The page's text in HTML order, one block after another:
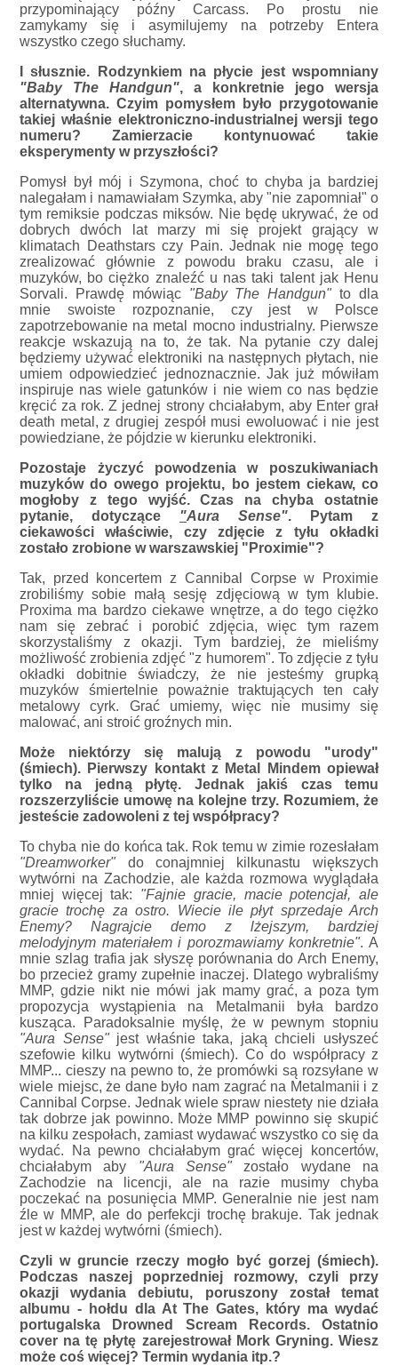
przypominający późny Carcass. Po prostu nie
zamykamy się i asymilujemy na potrzeby Entera
wszystko czego słuchamy.
I słusznie. Rodzynkiem na płycie jest wspomniany
"Baby The Handgun", a konkretnie jego wersja
alternatywna. Czyim pomysłem było przygotowanie
takiej właśnie elektroniczno-industrialnej wersji tego
numeru? Zamierzacie kontynuować takie
eksperymenty w przyszłości?
Pomysł był mój i Szymona, choć to chyba ja bardziej
nalegałam i namawiałam Szymka, aby "nie zapomniał" o
tym remiksie podczas miksów. Nie będę ukrywać, że od
dobrych dwóch lat marzy mi się projekt grający w
klimatach Deathstars czy Pain. Jednak nie mogę tego
zrealizować głównie z powodu braku czasu, ale i
muzyków, bo ciężko znaleźć u nas taki talent jak Henu
Sorvali. Prawdę mówiąc "Baby The Handgun"to dla
mnie swoiste rozpoznanie, czy jest w Polsce
zapotrzebowanie na metal mocno industrialny. Pierwsze
reakcje wskazują na to, że tak. Na pytanie czy dalej
będziemy używać elektroniki na następnych płytach, nie
umiem odpowiedzieć jednoznacznie. Jak już mówiłam
inspiruje nas wiele gatunków i nie wiem co nas będzie
kręcić za rok. Z jednej strony chciałabym, aby Enter grał
death metal, z drugiej zespół musi ewoluować i nie jest
powiedziane, że pójdzie w kierunku elektroniki.
Pozostaje życzyć powodzenia w poszukiwaniach
muzyków do owego projektu, bo jestem ciekaw, co
mogłoby z tego wyjść. Czas na chyba ostatnie
pytanie, dotyczące "Aura Sense". Pytam z
ciekawości właściwie, czy zdjęcie z tyłu okładki
zostało zrobione w warszawskiej "Proximie"?
Tak, przed koncertem z Cannibal Corpse w Proximie
zrobiliśmy sobie małą sesję zdjęciową w tym klubie.
Proxima ma bardzo ciekawe wnętrze, a do tego ciężko
nam się zebrać i porobić zdjęcia, więc tym razem
skorzystaliśmy z okazji. Tym bardziej, że mieliśmy
możliwość zrobienia zdjęć "z humorem". To zdjęcie z tyłu
okładki dobitnie świadczy, że nie jesteśmy grupką
muzyków śmiertelnie poważnie traktujących ten cały
metalowy cyrk. Grać umiemy, więc nie musimy się
malować, ani stroić groźnych min.
Może niektórzy się malują z powodu "urody"
(śmiech). Pierwszy kontakt z Metal Mindem opiewał
tylko na jedną płytę. Jednak jakiś czas temu
rozszerzyliście umowę na kolejne trzy. Rozumiem, że
jesteście zadowoleni z tej współpracy?
To chyba nie do końca tak. Rok temu w zimie rozesłałam
"Dreamworker"do conajmniej kilkunastu większych
wytwórni na Zachodzie, ale każda rozmowa wyglądała
mniej więcej tak: "Fajnie gracie, macie potencjał, ale
gracie trochę za ostro. Wiecie ile płyt sprzedaje Arch
Enemy? Nagrajcie demo z lżejszym, bardziej
melodyjnym materiałem i porozmawiamy konkretnie". A
mnie szlag trafia jak słyszę porównania do Arch Enemy,
bo przecież gramy zupełnie inaczej. Dlatego wybraliśmy
MMP, gdzie nikt nie mówi jak mamy grać, a poza tym
propozycja wystąpienia na Metalmanii była bardzo
kusząca. Paradoksalnie myślę, że w pewnym stopniu
"Aura Sense"jest właśnie taka, jaką chcieli usłyszeć
szefowie kilku wytwórni (śmiech). Co do współpracy z
MMP... cieszy na pewno to, że promówki są rozsyłane w
wiele miejsc, że dane było nam zagrać na Metalmanii i z
Cannibal Corpse. Jednak wiele spraw niestety nie działa
tak dobrze jak powinno. Może MMP powinno się skupić
na kilku zespołach, zamiast wydawać wszystko co się da
wydać. Na pewno chciałabym grać więcej koncertów,
chciałabym aby "Aura Sense"zostało wydane na
Zachodzie na licencji, ale na razie musimy chyba
poczekać na posunięcia MMP. Generalnie nie jest nam
źle w MMP, ale do perfekcji trochę brakuje. Tak jednak
jest w każdej wytwórni (śmiech).
Czyli w gruncie rzeczy mogło być gorzej (śmiech).
Podczas naszej poprzedniej rozmowy, czyli przy
okazji wydania debiutu, poruszony został temat
albumu - hołdu dla At The Gates, który ma wydać
portugalska Drowned Scream Records. Ostatnio
cover na tę płytę zarejestrował Mork Gryning. Wiesz
może coś więcej? Termin wydania itp.?